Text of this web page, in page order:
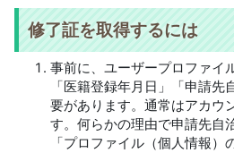
修了証を取得するには
事前に、ユーザープロファイ
「医籍登録年月日」「申請
要があります。通常はアカウ
す。何らかの理由で申請先自
「プロファイル（個人情報）